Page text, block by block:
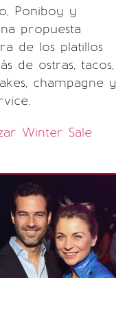
Poniboy y
propuesta
de los platillos
de ostras, tacos,
champagne y
Winter Sale